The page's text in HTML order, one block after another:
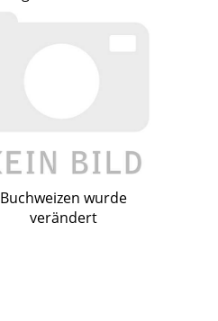
Buchweizen wurde
verändert